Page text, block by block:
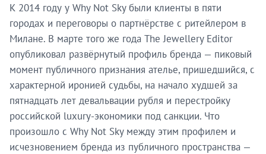
К 2014 году у Why Not Sky были клиенты в пяти
городах и переговоры о партнёрстве с ритейлером в
Милане. В марте того же года The Jewellery Editor
опубликовал развёрнутый профиль бренда — пиковый
момент публичного признания ателье, пришедшийся, с
характерной иронией судьбы, на начало худшей за
пятнадцать лет девальвации рубля и перестройку
российской luxury-экономики под санкции. Что
произошло с Why Not Sky между этим профилем и
исчезновением бренда из публичного пространства —